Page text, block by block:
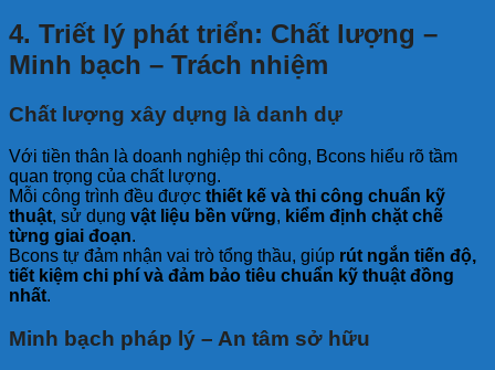
4. Triết lý phát triển: Chất lượng –
Minh bạch – Trách nhiệm
Chất lượng xây dựng là danh dự
Với tiền thân là doanh nghiệp thi công, Bcons hiểu rõ tầm
quan trọng của chất lượng.
Mỗi công trình đều được thiết kế và thi công chuẩn kỹ
thuật, sử dụng vật liệu bền vững, kiểm định chặt chẽ
từng giai đoạn.
Bcons tự đảm nhận vai trò tổng thầu, giúp rút ngắn tiến độ,
tiết kiệm chi phí và đảm bảo tiêu chuẩn kỹ thuật đồng
nhất.
Minh bạch pháp lý – An tâm sở hữu